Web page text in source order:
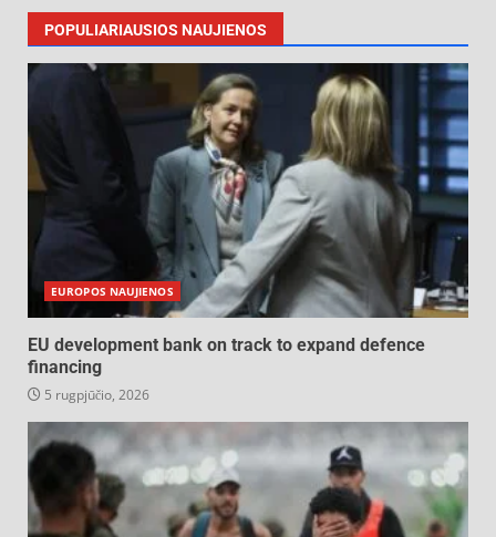
POPULIARIAUSIOS NAUJIENOS
EUROPOS NAUJIENOS
EU development bank on track to expand defence
financing
5 rugpjūčio, 2026